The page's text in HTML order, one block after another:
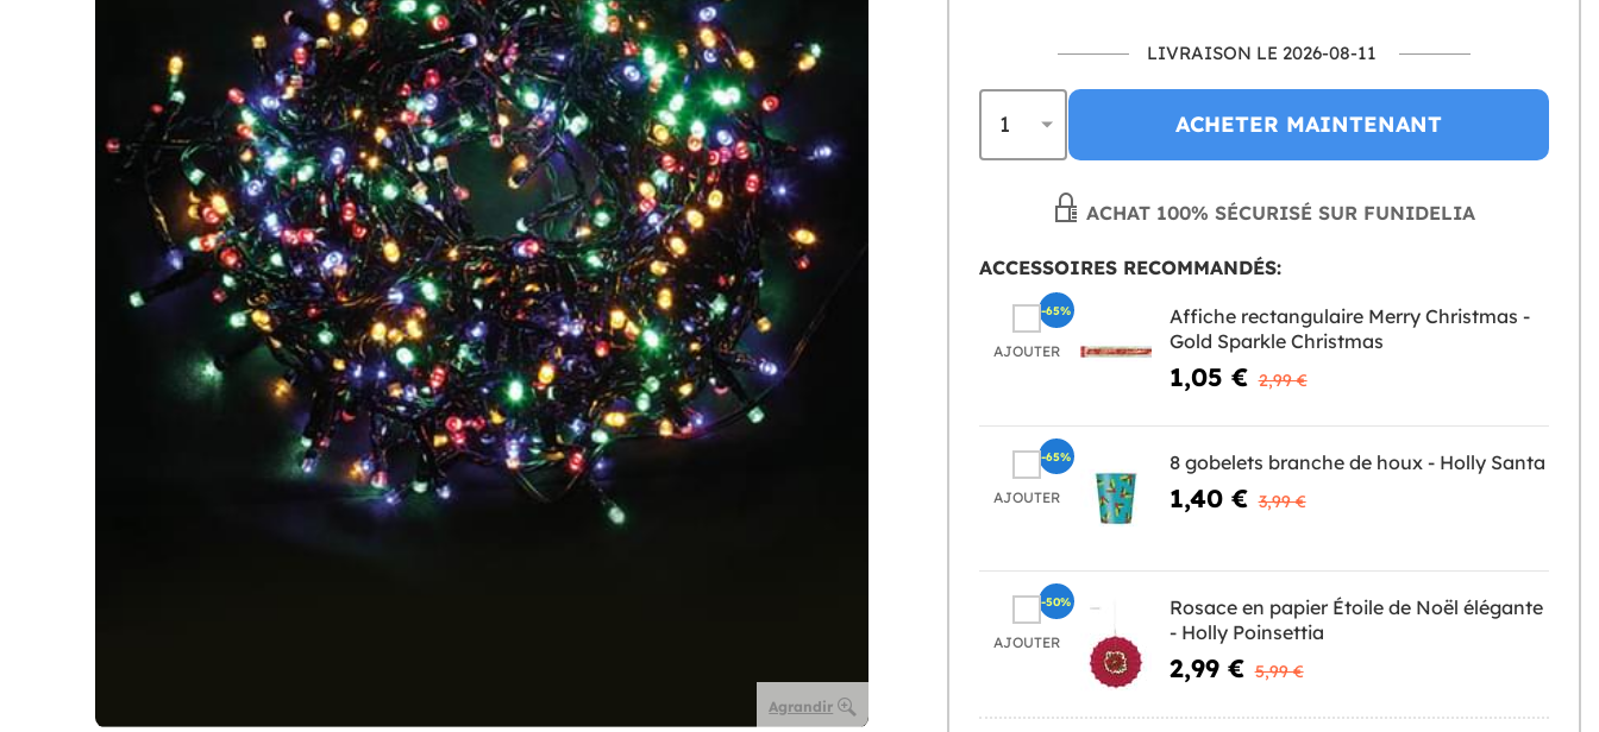
Agrandir
LIVRAISON LE 2026-08-11
ACHETER MAINTENANT
ACHAT 100% SÉCURISÉ SUR FUNIDELIA
ACCESSOIRES RECOMMANDÉS:
AJOUTER
Affiche rectangulaire Merry Christmas -
Gold Sparkle Christmas
1,05 € 2,99 €
-65%
AJOUTER
8 gobelets branche de houx - Holly Santa
1,40 € 3,99 €
-65%
AJOUTER
Rosace en papier Étoile de Noël élégante
- Holly Poinsettia
2,99 € 5,99 €
-50%